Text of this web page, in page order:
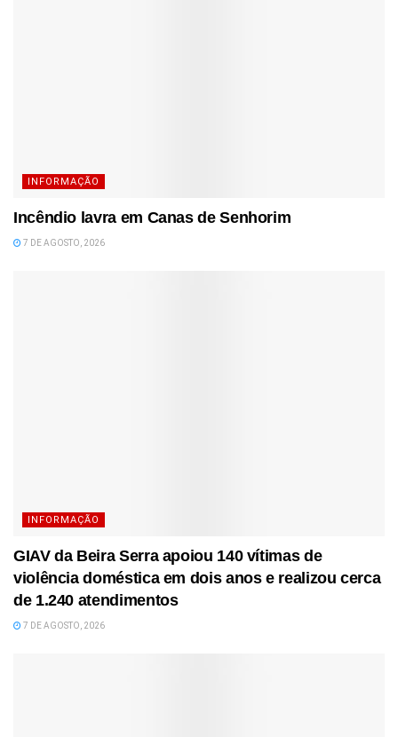
INFORMAÇÃO
Incêndio lavra em Canas de Senhorim
7 DE AGOSTO, 2026
INFORMAÇÃO
GIAV da Beira Serra apoiou 140 vítimas de
violência doméstica em dois anos e realizou cerca
de 1.240 atendimentos
7 DE AGOSTO, 2026